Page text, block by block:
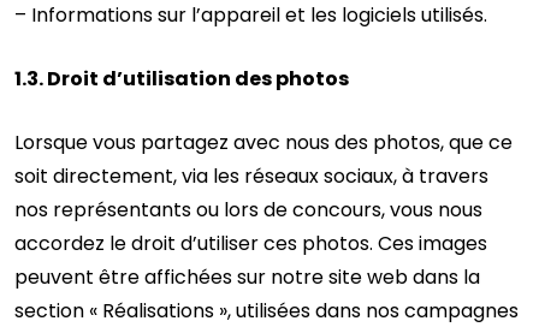
– Informations sur l’appareil et les logiciels utilisés.
1.3. Droit d’utilisation des photos
Lorsque vous partagez avec nous des photos, que ce
soit directement, via les réseaux sociaux, à travers
nos représentants ou lors de concours, vous nous
accordez le droit d’utiliser ces photos. Ces images
peuvent être affichées sur notre site web dans la
section « Réalisations », utilisées dans nos campagnes